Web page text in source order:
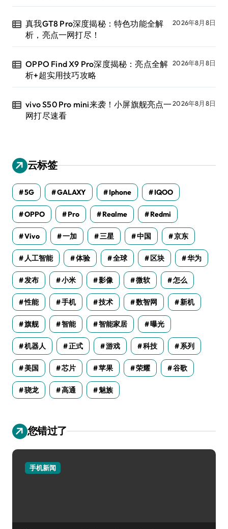
真我GT8 Pro深度揭秘：特色功能全解
析，亮点一网打尽！
2026年8月8日
OPPO Find X9 Pro深度揭秘：亮点全解
析+超实用技巧攻略
2026年8月8日
vivo S50 Pro mini来袭！小屏旗舰亮点一
网打尽速看
2026年8月8日
云标签
5G GALAXY Iphone IQOO
OPPO Pro Realme Redmi
Vivo 一加 三星 中国 京东
人工智能 体验 全球 区块 华为
发布 小米 影像 微软 怎么
性能 手机 技术 数智网 新机
旗舰 智能 智能家居 曝光
机器人 正式 游戏 科技 系列
美国 芯片 苹果 荣耀 谷歌
骁龙 高通 魅族
您错过了
手机新闻